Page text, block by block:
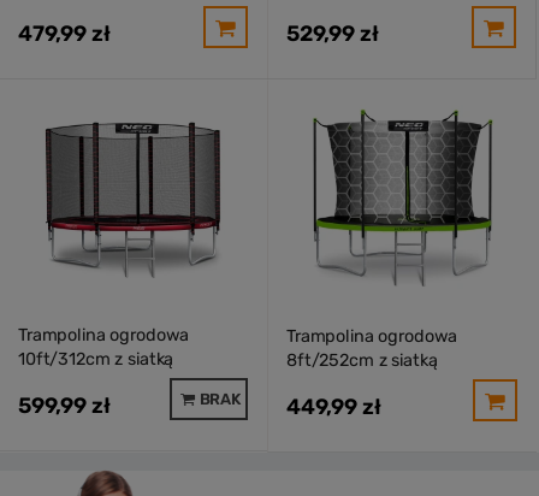
zewnętrzną i drabinką Neo-
Sport
479,99 zł
wewnętrzną i drabinką Neo-
Sport
529,99 zł
Trampolina ogrodowa
10ft/312cm z siatką
zewnętrzną i drabinką Neo-
Sport
599,99 zł BRAK
Trampolina ogrodowa
8ft/252cm z siatką
wewnętrzną i drabinką Neo-
Sport
449,99 zł